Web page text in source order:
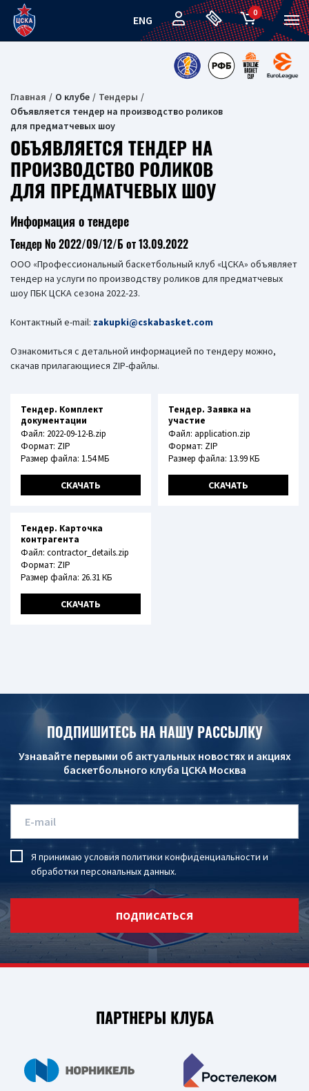
ENG
0
Главная О клубе
Тендеры
Объявляется тендер на производство роликов
для предматчевых шоу
ОБЪЯВЛЯЕТСЯ ТЕНДЕР НА
ПРОИЗВОДСТВО РОЛИКОВ
ДЛЯ ПРЕДМАТЧЕВЫХ ШОУ
Информация о тендере
Тендер № 2022/09/12/Б от 13.09.2022
ООО «Профессиональный баскетбольный клуб «ЦСКА» объявляет
тендер на услуги по производству роликов для предматчевых
шоу ПБК ЦСКА сезона 2022-23.
Контактный e-mail: zakupki@cskabasket.com
Ознакомиться с детальной информацией по тендеру можно,
скачав прилагающиеся ZIP-файлы.
Тендер. Комплект
документации
Файл: 2022-09-12-B.zip
Формат: ZIP
Размер файла: 1.54 МБ
СКАЧАТЬ
Тендер. Заявка на
участие
Файл: application.zip
Формат: ZIP
Размер файла: 13.99 КБ
СКАЧАТЬ
Тендер. Карточка
контрагента
Файл: contractor_details.zip
Формат: ZIP
Размер файла: 26.31 КБ
СКАЧАТЬ
ПОДПИШИТЕСЬ НА НАШУ РАССЫЛКУ
Узнавайте первыми об актуальных новостях и акциях
баскетбольного клуба ЦСКА Москва
Я принимаю условия политики конфиденциальности и
обработки персональных данных.
ПОДПИСАТЬСЯ
ПАРТНЕРЫ КЛУБА